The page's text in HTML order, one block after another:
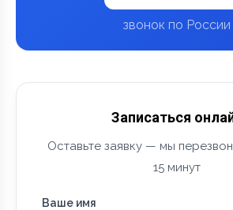
звонок по России
Записаться
Оставьте заявку — мы
15 минут
Ваше имя